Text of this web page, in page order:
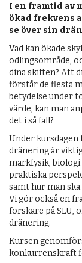
I en framtid av
ökad frekvens
se över sin
Vad kan ökade
odlingsområde,
dina skiften? Att
förstår de flesta
betydelse under
värde, kan man
det i så fall?
Under
dränering är
markfysik, biologi
praktiska
samt hur man
Vi gör också en
forskare på SLU,
dränering.
Kursen
konkurrenskraft